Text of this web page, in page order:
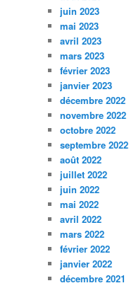
juin 2023
mai 2023
avril 2023
mars 2023
février 2023
janvier 2023
décembre 2022
novembre 2022
octobre 2022
septembre 2022
août 2022
juillet 2022
juin 2022
mai 2022
avril 2022
mars 2022
février 2022
janvier 2022
décembre 2021